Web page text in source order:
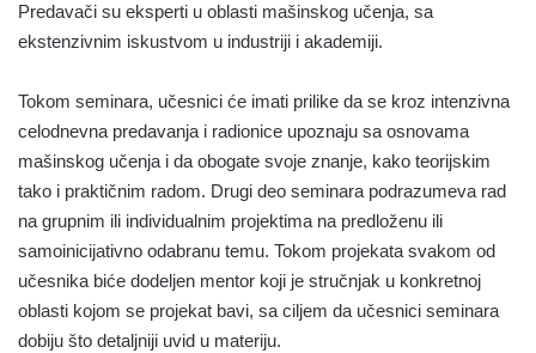
Predavači su eksperti u oblasti mašinskog učenja, sa
ekstenzivnim iskustvom u industriji i akademiji.
Tokom seminara, učesnici će imati prilike da se kroz intenzivna
celodnevna predavanja i radionice upoznaju sa osnovama
mašinskog učenja i da obogate svoje znanje, kako teorijskim
tako i praktičnim radom. Drugi deo seminara podrazumeva rad
na grupnim ili individualnim projektima na predloženu ili
samoinicijativno odabranu temu. Tokom projekata svakom od
učesnika biće dodeljen mentor koji je stručnjak u konkretnoj
oblasti kojom se projekat bavi, sa ciljem da učesnici seminara
dobiju što detaljniji uvid u materiju.